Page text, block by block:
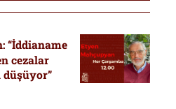
“İddianame
cezalar